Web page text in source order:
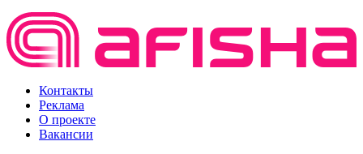
Контакты
Реклама
О проекте
Вакансии